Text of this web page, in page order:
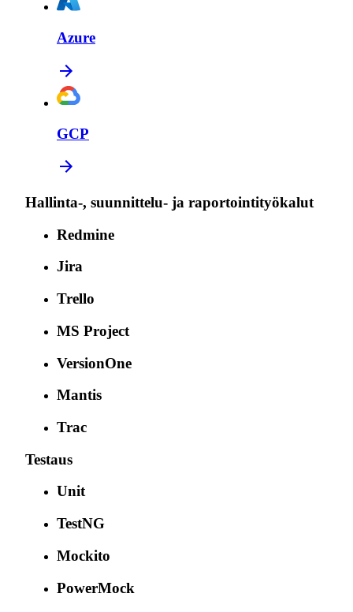
Azure
GCP
Hallinta-, suunnittelu- ja raportointityökalut
Redmine
Jira
Trello
MS Project
VersionOne
Mantis
Trac
Testaus
Unit
TestNG
Mockito
PowerMock